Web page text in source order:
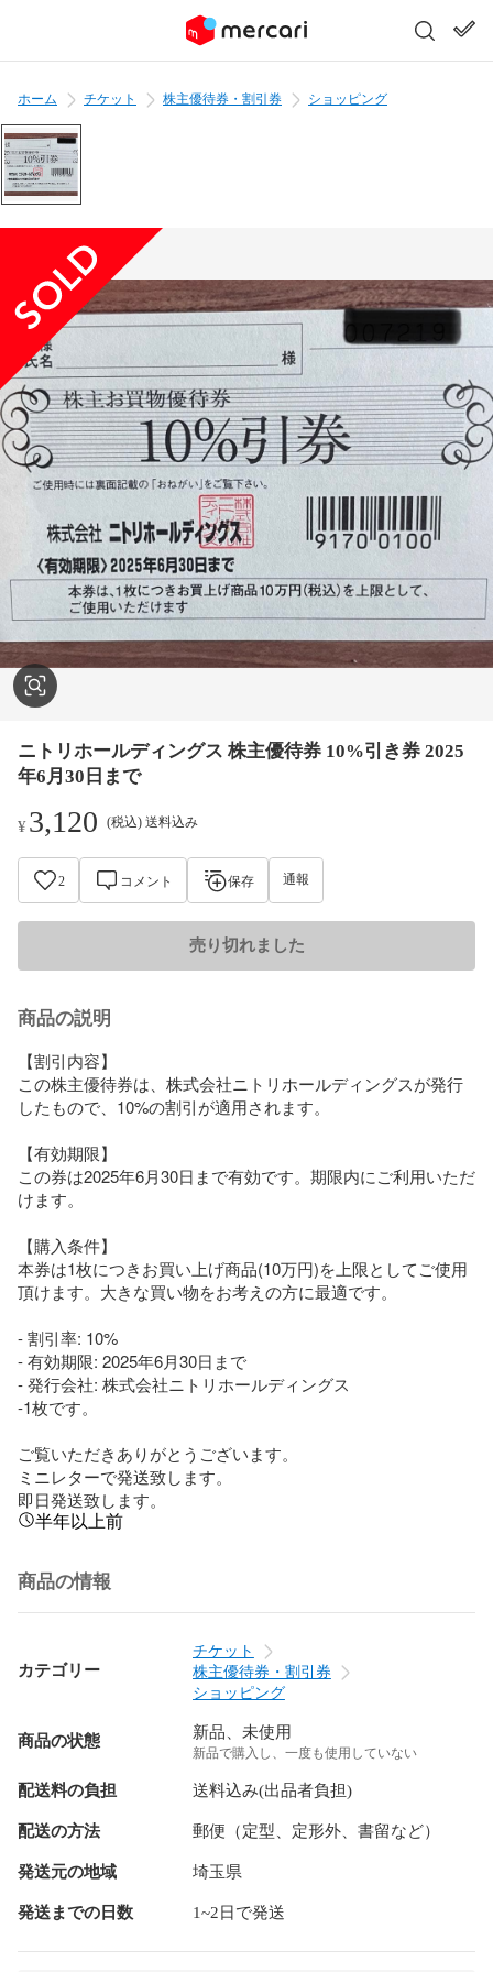
ホーム チケット 株主優待券・割引券 ショッピング
ニトリホールディングス 株主優待券 10%引き券 2025
年6月30日まで
¥3,120 (税込) 送料込み
2 コメント 保存 通報
売り切れました
商品の説明
【割引内容】
この株主優待券は、株式会社ニトリホールディングスが発行
したもので、10%の割引が適用されます。
【有効期限】
この券は2025年6月30日まで有効です。期限内にご利用いただ
けます。
【購入条件】
本券は1枚につきお買い上げ商品(10万円)を上限としてご使用
頂けます。大きな買い物をお考えの方に最適です。
- 割引率: 10%
- 有効期限: 2025年6月30日まで
- 発行会社: 株式会社ニトリホールディングス
-1枚です。
ご覧いただきありがとうございます。
ミニレターで発送致します。
即日発送致します。
半年以上前
商品の情報
カテゴリー
チケット
株主優待券・割引券
ショッピング
商品の状態 新品、未使用
新品で購入し、一度も使用していない
配送料の負担 送料込み(出品者負担)
配送の方法 郵便（定型、定形外、書留など）
発送元の地域 埼玉県
発送までの日数 1~2日で発送